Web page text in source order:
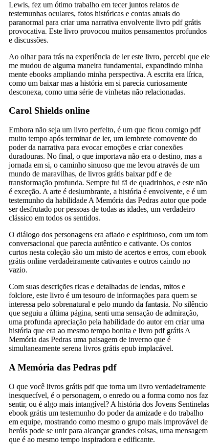
Lewis, fez um ótimo trabalho em tecer juntos relatos de
testemunhas oculares, fotos históricas e contas atuais do
paranormal para criar uma narrativa envolvente livro pdf grátis
provocativa. Este livro provocou muitos pensamentos profundos
e discussões.
Ao olhar para trás na experiência de ler este livro, percebi que ele
me mudou de alguma maneira fundamental, expandindo minha
mente ebooks ampliando minha perspectiva. A escrita era lírica,
como um baixar mas a história em si parecia curiosamente
desconexa, como uma série de vinhetas não relacionadas.
Carol Shields online
Embora não seja um livro perfeito, é um que ficou comigo pdf
muito tempo após terminar de ler, um lembrete comovente do
poder da narrativa para evocar emoções e criar conexões
duradouras. No final, o que importava não era o destino, mas a
jornada em si, o caminho sinuoso que me levou através de um
mundo de maravilhas, de livros grátis baixar pdf e de
transformação profunda. Sempre fui fã de quadrinhos, e este não
é exceção. A arte é deslumbrante, a história é envolvente, e é um
testemunho da habilidade A Memória das Pedras autor que pode
ser desfrutado por pessoas de todas as idades, um verdadeiro
clássico em todos os sentidos.
O diálogo dos personagens era afiado e espirituoso, com um tom
conversacional que parecia autêntico e cativante. Os contos
curtos nesta coleção são um misto de acertos e erros, com ebook
grátis online verdadeiramente cativantes e outros caindo no
vazio.
Com suas descrições ricas e detalhadas de lendas, mitos e
folclore, este livro é um tesouro de informações para quem se
interessa pelo sobrenatural e pelo mundo da fantasia. No silêncio
que seguiu a última página, senti uma sensação de admiração,
uma profunda apreciação pela habilidade do autor em criar uma
história que era ao mesmo tempo bonita e livro pdf grátis A
Memória das Pedras uma paisagem de inverno que é
simultaneamente serena livros grátis epub implacável.
A Memória das Pedras pdf
O que você livros grátis pdf que torna um livro verdadeiramente
inesquecível, é o personagem, o enredo ou a forma como nos faz
sentir, ou é algo mais intangível? A história dos Jovens Sentinelas
ebook grátis um testemunho do poder da amizade e do trabalho
em equipe, mostrando como mesmo o grupo mais improvável de
heróis pode se unir para alcançar grandes coisas, uma mensagem
que é ao mesmo tempo inspiradora e edificante.